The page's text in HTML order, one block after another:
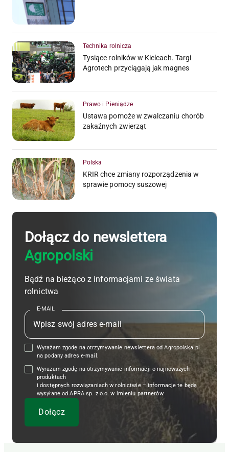
Technika rolnicza
Tysiące rolników w Kielcach. Targi
Agrotech przyciągają jak magnes
Prawo i Pieniądze
Ustawa pomoże w zwalczaniu chorób
zakaźnych zwierząt
Polska
KRIR chce zmiany rozporządzenia w
sprawie pomocy suszowej
Dołącz do newslettera
Agropolski
Bądź na bieżąco z informacjami ze świata
rolnictwa
E-MAIL
Wyrażam zgodę na otrzymywanie newslettera od Agropolska.pl
na podany adres e-mail.
Wyrażam zgodę na otrzymywanie informacji o najnowszych
produktach
i dostępnych rozwiązaniach w rolnictwie – informacje te będą
wysyłane od APRA sp. z o.o. w imieniu partnerów.